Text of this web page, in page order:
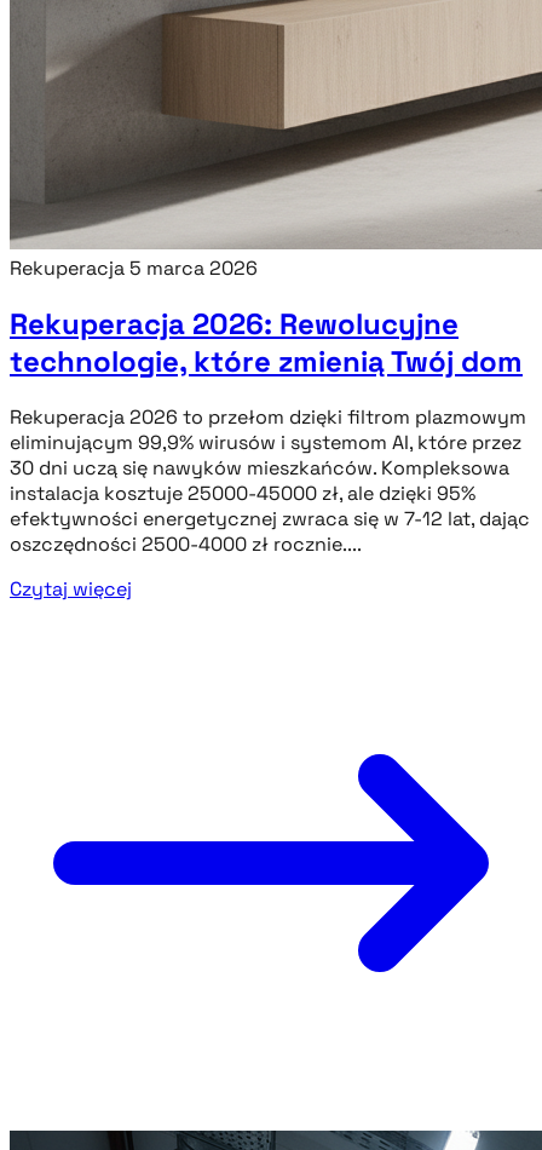
Rekuperacja5 marca 2026
Rekuperacja 2026: Rewolucyjne
technologie, które zmienią Twój dom
Rekuperacja 2026 to przełom dzięki filtrom plazmowym
eliminującym 99,9% wirusów i systemom AI, które przez
30 dni uczą się nawyków mieszkańców. Kompleksowa
instalacja kosztuje 25000-45000 zł, ale dzięki 95%
efektywności energetycznej zwraca się w 7-12 lat, dając
oszczędności 2500-4000 zł rocznie....
Czytaj więcej